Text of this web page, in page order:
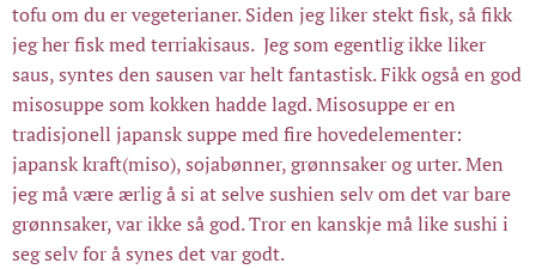
tofu om du er vegeterianer. Siden jeg liker stekt fisk, så fikk
jeg her fisk med terriakisaus. Jeg som egentlig ikke liker
saus, syntes den sausen var helt fantastisk. Fikk også en god
misosuppe som kokken hadde lagd. Misosuppe er en
tradisjonell japansk suppe med fire hovedelementer:
japansk kraft(miso), sojabønner, grønnsaker og urter. Men
jeg må være ærlig å si at selve sushien selv om det var bare
grønnsaker, var ikke så god. Tror en kanskje må like sushi i
seg selv for å synes det var godt.